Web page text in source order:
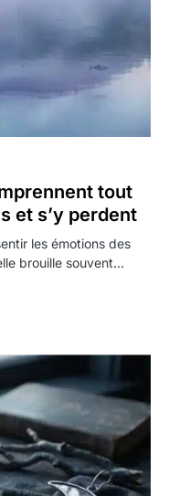
tout
et s’y perdent
les émotions des
brouille souvent…